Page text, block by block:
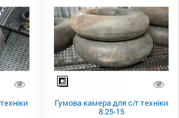
Гумова камера для с/г техніки
8.25-15